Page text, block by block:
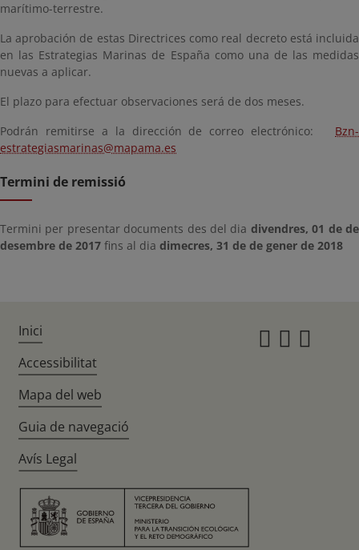
marítimo-terrestre.
La aprobación de estas Directrices como real decreto está incluida
en las Estrategias Marinas de España como una de las medidas
nuevas a aplicar.
El plazo para efectuar observaciones será de dos meses.
Podrán remitirse a la dirección de correo electrónico: Bzn-
estrategiasmarinas@mapama.es
Termini de remissió
Termini per presentar documents des del dia divendres, 01 de de
desembre de 2017 fins al dia dimecres, 31 de de gener de 2018
Inici
Accessibilitat
Mapa del web
Guia de navegació
Avís Legal